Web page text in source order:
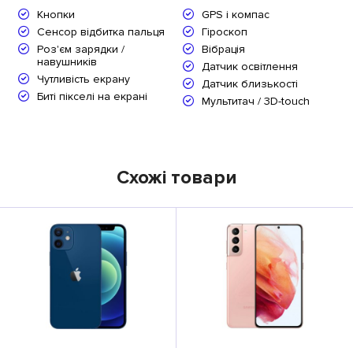
Кнопки
Сенсор відбитка пальця
Роз'єм зарядки /
навушників
Чутливість екрану
Биті пікселі на екрані
GPS і компас
Гіроскоп
Вібрація
Датчик освітлення
Датчик близькості
Мультитач / 3D-touch
Схожі товари